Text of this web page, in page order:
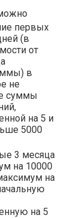
первых
(в
от
в
не
суммы
на 5 и
5000
3 месяца
на 10000
на
на 5